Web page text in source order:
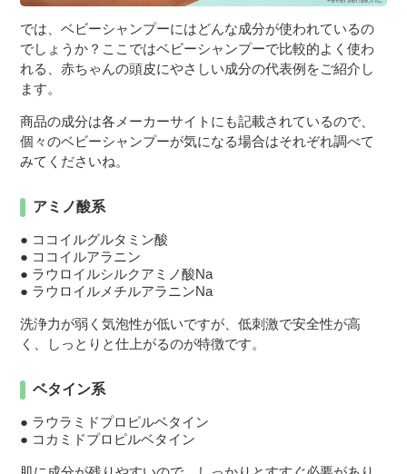
では、ベビーシャンプーにはどんな成分が使われているの
でしょうか？ここではベビーシャンプーで比較的よく使わ
れる、赤ちゃんの頭皮にやさしい成分の代表例をご紹介し
ます。
商品の成分は各メーカーサイトにも記載されているので、
個々のベビーシャンプーが気になる場合はそれぞれ調べて
みてくださいね。
アミノ酸系
ココイルグルタミン酸
ココイルアラニン
ラウロイルシルクアミノ酸Na
ラウロイルメチルアラニンNa
洗浄力が弱く気泡性が低いですが、低刺激で安全性が高
く、しっとりと仕上がるのが特徴です。
ベタイン系
ラウラミドプロピルベタイン
コカミドプロピルベタイン